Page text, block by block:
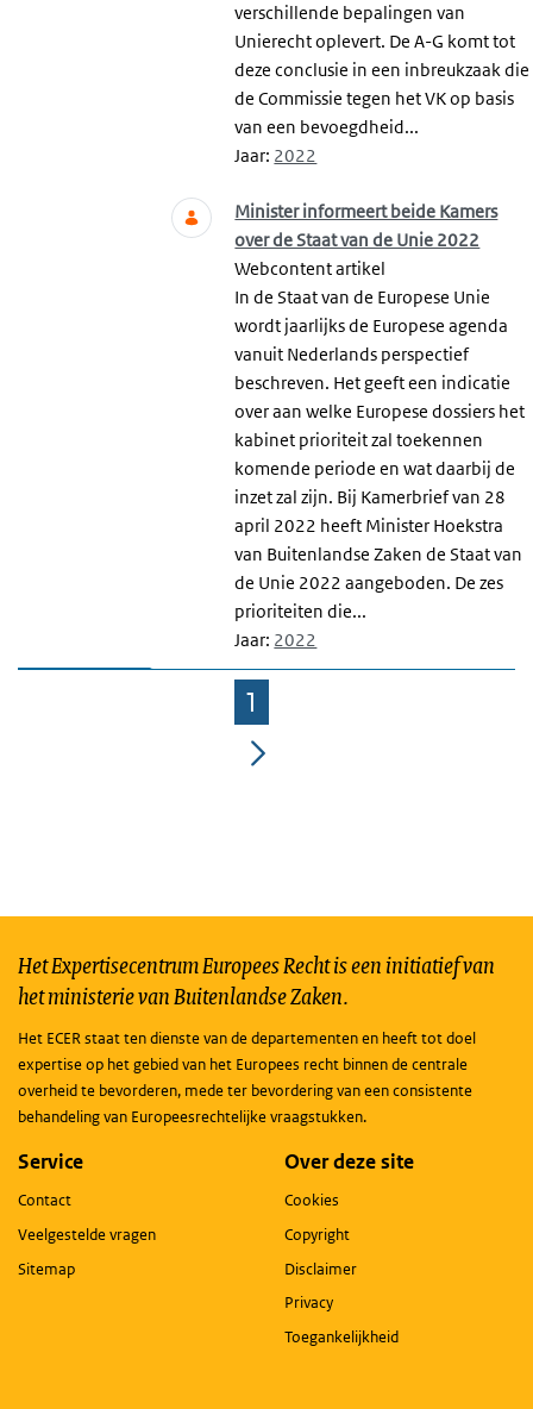
verschillende bepalingen van
Unierecht oplevert. De A-G komt tot
deze conclusie in een inbreukzaak die
de Commissie tegen het VK op basis
van een bevoegdheid...
Jaar: 2022
Minister informeert beide Kamers
over de Staat van de Unie 2022
Webcontent artikel
In de Staat van de Europese Unie
wordt jaarlijks de Europese agenda
vanuit Nederlands perspectief
beschreven. Het geeft een indicatie
over aan welke Europese dossiers het
kabinet prioriteit zal toekennen
komende periode en wat daarbij de
inzet zal zijn. Bij Kamerbrief van 28
april 2022 heeft Minister Hoekstra
van Buitenlandse Zaken de Staat van
de Unie 2022 aangeboden. De zes
prioriteiten die...
Jaar: 2022
Pagina
1
Het Expertisecentrum Europees Recht is een initiatief van
het ministerie van Buitenlandse Zaken.
Het ECER staat ten dienste van de departementen en heeft tot doel
expertise op het gebied van het Europees recht binnen de centrale
overheid te bevorderen, mede ter bevordering van een consistente
behandeling van Europeesrechtelijke vraagstukken.
Service
Contact
Veelgestelde vragen
Sitemap
Over deze site
Cookies
Copyright
Disclaimer
Privacy
Toegankelijkheid